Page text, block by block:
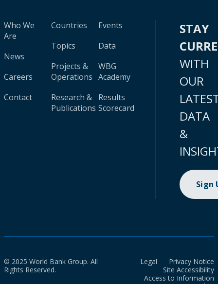
Who We
Are
News
Careers
Contact
Countries
Topics
Projects &
Operations
Research &
Publications
Events
Data
WBG
Academy
Results
Scorecard
STAY
WITH
OUR
DATA
&
Sign
© 2025 World Bank Group. All
Rights Reserved.
Legal
Privacy Notice
Site Accessibility
Access to Information